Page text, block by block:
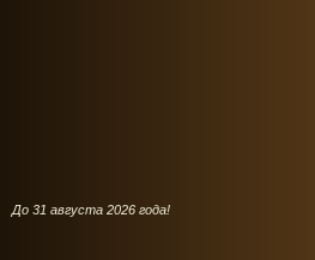
До 31 августа 2026 года!